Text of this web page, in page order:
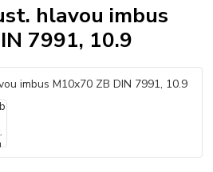
hlavou imbus
7991, 10.9